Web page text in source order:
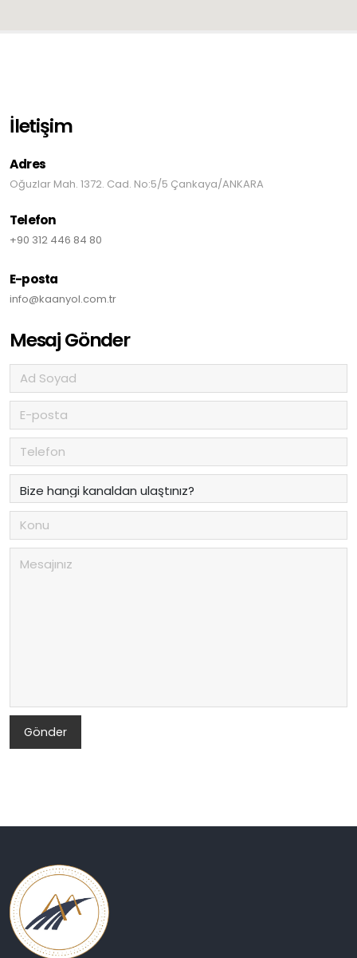
İletişim
Adres
Oğuzlar Mah. 1372. Cad. No:5/5 Çankaya/ANKARA
Telefon
+90 312 446 84 80
E-posta
info@kaanyol.com.tr
Mesaj Gönder